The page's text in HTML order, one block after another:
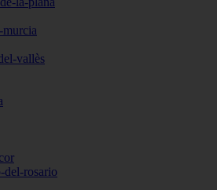
murcia
vallès
del-rosario